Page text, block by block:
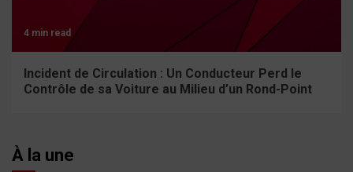
4 min read
Incident de Circulation : Un Conducteur Perd le
Contrôle de sa Voiture au Milieu d’un Rond-Point
À la une